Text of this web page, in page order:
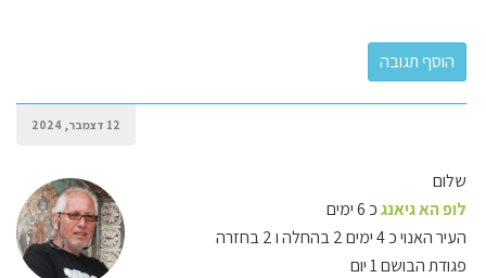
12 דצמבר, 2024
שלום
לופ הא גיאנגכ 6 ימים
העיר האנוי כ 4 ימים 2 בהחלה ו 2 בחזרה
פגודת הבושם 1 יום